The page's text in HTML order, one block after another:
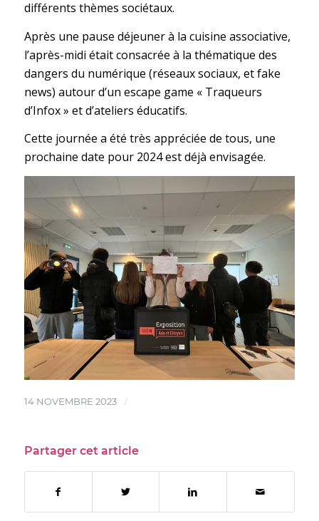
différents thèmes sociétaux.
Après une pause déjeuner à la cuisine associative,
l’après-midi était consacrée à la thématique des
dangers du numérique (réseaux sociaux, et fake
news) autour d’un escape game « Traqueurs
d’Infox » et d’ateliers éducatifs.
Cette journée a été très appréciée de tous, une
prochaine date pour 2024 est déjà envisagée.
14 NOVEMBRE 2023 /
Partager cet article